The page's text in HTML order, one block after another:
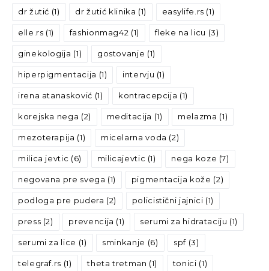
dr žutić (1) dr žutić klinika (1) easylife.rs (1)
elle.rs (1) fashionmag42 (1) fleke na licu (3)
ginekologija (1) gostovanje (1)
hiperpigmentacija (1) intervju (1)
irena atanasković (1) kontracepcija (1)
korejska nega (2) meditacija (1) melazma (1)
mezoterapija (1) micelarna voda (2)
milica jevtic (6) milicajevtic (1) nega koze (7)
negovana pre svega (1) pigmentacija kože (2)
podloga pre pudera (2) policistični jajnici (1)
press (2) prevencija (1) serumi za hidrataciju (1)
serumi za lice (1) sminkanje (6) spf (3)
telegraf.rs (1) theta tretman (1) tonici (1)